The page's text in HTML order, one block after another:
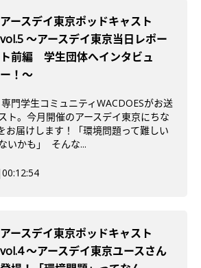
アースデイ東京ポッドキャスト
vol.5 〜アースデイ東京当日レポー
ト前編 学生団体へインタビュ
ー！〜
門学生コミュニティWACDOESがお送
ト。今月開催のアースデイ東京にちな
お届けします！「環境問題って難しい
いかも」 そんな...
00:12:54
アースデイ東京ポッドキャスト
vol.4 〜アースデイ東京ユースさん